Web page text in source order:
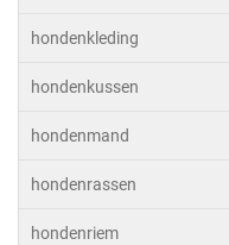
hondenkleding
hondenkussen
hondenmand
hondenrassen
hondenriem